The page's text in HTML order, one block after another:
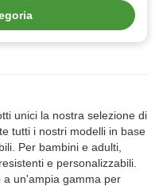
unici la nostra selezione di
tutti i nostri modelli in base
Per bambini e adulti,
e personalizzabili.
a un'ampia gamma per